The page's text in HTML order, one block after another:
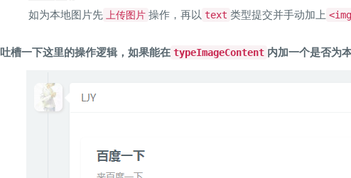
如为本地图片先
上传图片 操作，再以 text 类型提交并手动加上
吐槽一下这里的操作逻辑，如果能在 typeImageContent 内加一个是否为